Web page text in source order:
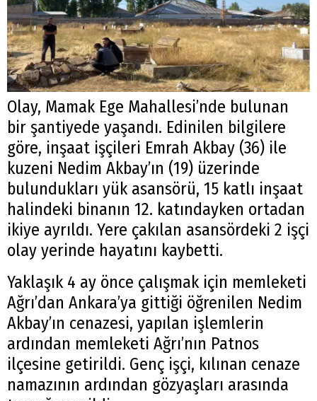
Olay, Mamak Ege Mahallesi’nde bulunan
bir şantiyede yaşandı. Edinilen bilgilere
göre, inşaat işçileri Emrah Akbay (36) ile
kuzeni Nedim Akbay’ın (19) üzerinde
bulundukları yük asansörü, 15 katlı inşaat
halindeki binanın 12. katındayken ortadan
ikiye ayrıldı. Yere çakılan asansördeki 2 işçi
olay yerinde hayatını kaybetti.
Yaklaşık 4 ay önce çalışmak için memleketi
Ağrı’dan Ankara’ya gittiği öğrenilen Nedim
Akbay’ın cenazesi, yapılan işlemlerin
ardından memleketi Ağrı’nın Patnos
ilçesine getirildi. Genç işçi, kılınan cenaze
namazının ardından gözyaşları arasında